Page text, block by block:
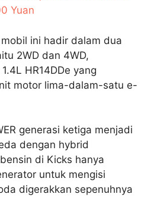
Yuan
ini hadir dalam dua
2WD dan 4WD,
HR14DDe yang
motor lima-dalam-satu e-
generasi ketiga menjadi
dengan hybrid
di Kicks hanya
untuk mengisi
digerakkan sepenuhnya